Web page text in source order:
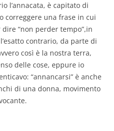
l’annacata, è capitato di
correggere una frase in cui
dire “non perder tempo”,in
contrario, da parte di
così è la nostra terra,
delle cose, eppure io
“annancarsi” è anche
di una donna, movimento